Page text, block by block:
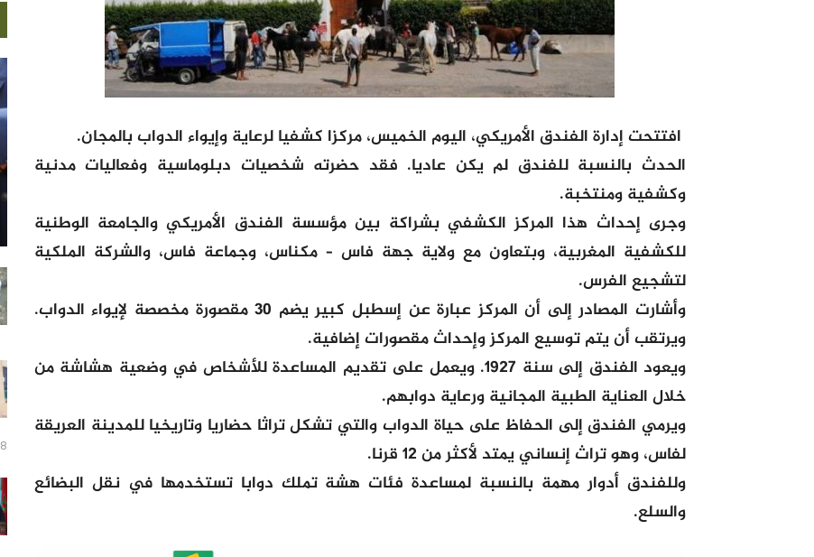
افتتحت إدارة الفندق الأمريكي، اليوم الخميس، مركزا كشفيا لرعاية وإيواء الدواب بالمجان.
الحدث بالنسبة للفندق لم يكن عاديا. فقد حضرته شخصيات دبلوماسية وفعاليات مدنية
وكشفية ومنتخبة.
وجرى إحداث هذا المركز الكشفي بشراكة بين مؤسسة الفندق الأمريكي والجامعة الوطنية
للكشفية المغربية، وبتعاون مع ولاية جهة فاس – مكناس، وجماعة فاس، والشركة الملكية
لتشجيع الفرس.
وأشارت المصادر إلى أن المركز عبارة عن إسطبل كبير يضم 30 مقصورة مخصصة لإيواء الدواب.
ويرتقب أن يتم توسيع المركز وإحداث مقصورات إضافية.
ويعود الفندق إلى سنة 1927. ويعمل على تقديم المساعدة للأشخاص في وضعية هشاشة من
خلال العناية الطبية المجانية ورعاية دوابهم.
ويرمي الفندق إلى الحفاظ على حياة الدواب والتي تشكل تراثا حضاريا وتاريخيا للمدينة العريقة
لفاس، وهو تراث إنساني يمتد لأكثر من 12 قرنا.
وللفندق أدوار مهمة بالنسبة لمساعدة فئات هشة تملك دوابا تستخدمها في نقل البضائع
والسلع.
8 ساعات منذ